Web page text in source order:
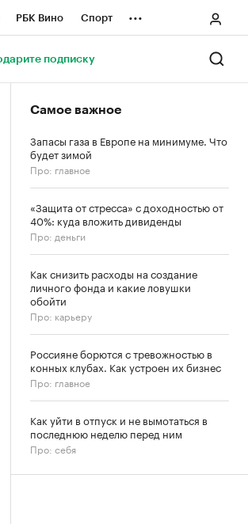
РБК Вино Спорт ...
подписку
Самое важное
Запасы газа в Европе на минимуме. Что
будет зимой
Про: главное
«Защита от стресса» с доходностью от
40%: куда вложить дивиденды
Про: деньги
Как снизить расходы на создание
личного фонда и какие ловушки
обойти
Про: карьеру
Россияне борются с тревожностью в
конных клубах. Как устроен их бизнес
Про: главное
Как уйти в отпуск и не вымотаться в
последнюю неделю перед ним
Про: себя